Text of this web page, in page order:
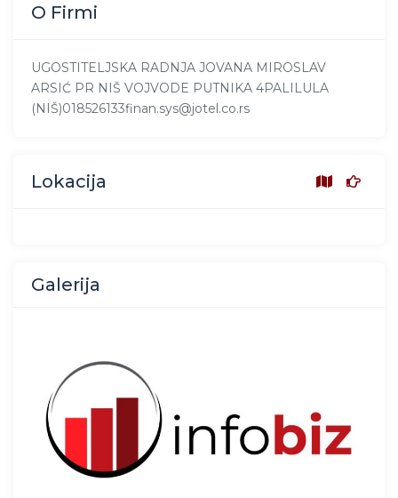
O Firmi
UGOSTITELJSKA RADNJA JOVANA MIROSLAV
ARSIĆ PR NIŠ VOJVODE PUTNIKA 4PALILULA
(NIŠ)018526133finan.sys@jotel.co.rs
Lokacija
Galerija